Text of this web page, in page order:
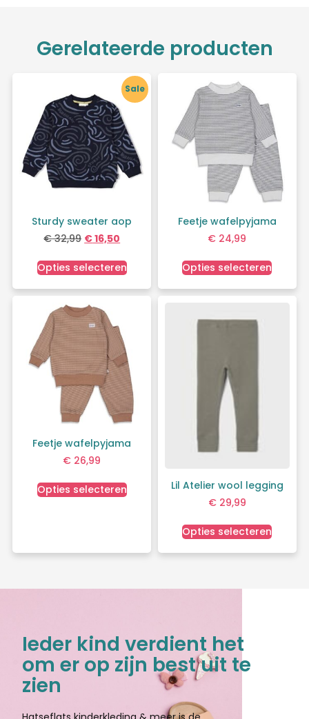
Gerelateerde producten
Sale
Sturdy sweater aop
€32,99 €16,50
Opties selecteren
Feetje wafelpyjama
€ 24,99
Opties selecteren
Feetje wafelpyjama
€ 26,99
Opties selecteren
Lil Atelier wool legging
€29,99
Opties selecteren
Ieder kind verdient het
om er op zijn best uit te
zien